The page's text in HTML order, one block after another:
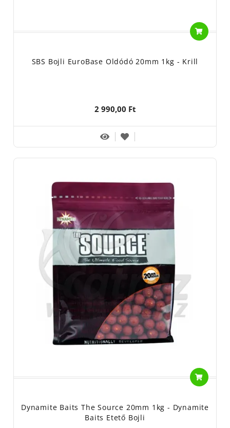
SBS Bojli EuroBase Oldódó 20mm 1kg - Krill
2 990,00 Ft
Dynamite Baits The Source 20mm 1kg - Dynamite
Baits Etető Bojli